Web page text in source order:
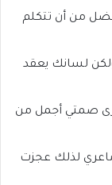
من أن تتكلم
لسانك يعقد
صمتي أجمل من
لذلك عجزت